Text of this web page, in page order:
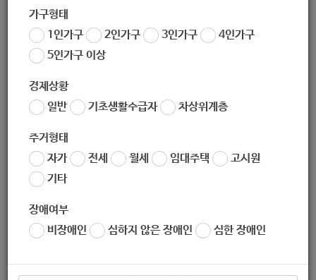
가구형태
1인가구
2인가구 3인가구
4인가구
5인가구 이상
경제상황
일반
기초생활수급자 차상위계층
주거형태
자가
전세 월세 임대주택
고시원
기타
장애여부
비장애인
심하지 않은 장애인 심한 장애인
(우) 01864
서울특별시 노원구 월계로55길 16 (월계3동/사슴아파트2단